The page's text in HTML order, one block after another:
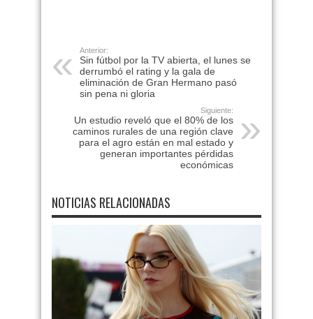
Anterior:
Sin fútbol por la TV abierta, el lunes se
derrumbó el rating y la gala de
eliminación de Gran Hermano pasó
sin pena ni gloria
Siguiente:
Un estudio reveló que el 80% de los
caminos rurales de una región clave
para el agro están en mal estado y
generan importantes pérdidas
económicas
NOTICIAS RELACIONADAS